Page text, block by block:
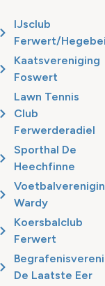
IJsclub
Ferwert/
Kaatsvereniging
Foswert
Lawn Tennis
Club
Ferwerderadiel
Sporthal De
Heechfinne
Wardy
Koersbalclub
Ferwert
De Laatste Eer